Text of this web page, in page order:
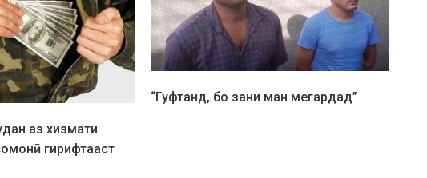
аз хизмати
гирифтааст
“Гуфтанд, бо зани ман мегардад”